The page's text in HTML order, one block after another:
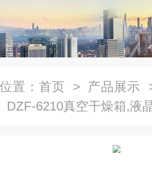
置： 首页 > 产品展示
DZF-6210真空干燥箱,液